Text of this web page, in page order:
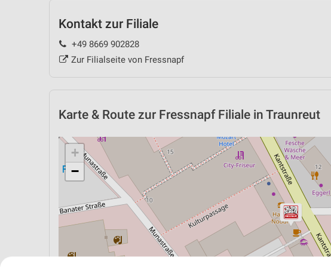
Kontakt zur Filiale
+49 8669 902828
Zur Filialseite von Fressnapf
Karte & Route zur Fressnapf Filiale in Traunreut
+
−